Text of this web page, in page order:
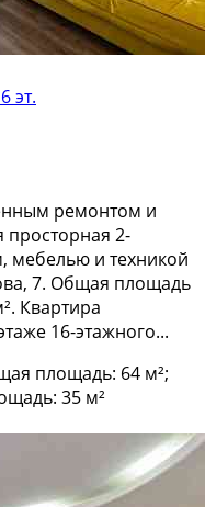
эт.
ремонтом и
2-
мебелью и техникой
7. Общая площадь
Квартира
16-этажного...
площадь: 64 м²;
35 м²